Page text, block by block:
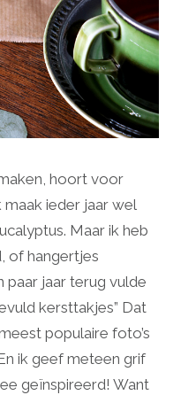
hoort voor
ieder jaar wel
Maar ik heb
of hangertjes
paar jaar terug vulde
kersttakjes” Dat
populaire foto’s
ik geef meteen grif
geïnspireerd! Want